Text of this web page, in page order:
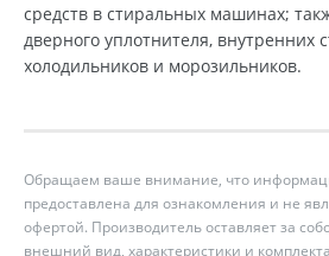
средств в стиральных машинах;
дверного уплотнителя, внутренних
холодильников и морозильников.
Обращаем ваше внимание, что
предоставлена для ознакомления и не
офертой. Производитель оставляет за
внешний вид, характеристики и